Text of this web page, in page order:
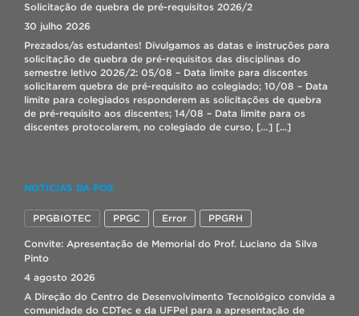
Solicitação de quebra de pré-requisitos 2026/2
30 julho 2026
Prezados/as estudantes! Divulgamos as datas e instruções para
solicitação de quebra de pré-requisitos das disciplinas do
semestre letivo 2026/2: 05/08 – Data limite para discentes
solicitarem quebra de pré-requisito ao colegiado; 10/08 – Data
limite para colegiados responderem as solicitações de quebra
de pré-requisito aos discentes; 14/08 – Data limite para os
discentes protocolarem, no colegiado de curso, […] [...]
23 julho 2026
Os alunos do primeiro semestre do Curso de Graduação em
Biotecnologia do CDTec da UFPel, entregaram no dia 22 de
julho os “Modelos de Estudo 3D de Biologia Celular aplicada à
Biotecnologia”. A atividade foi proposta como uma avaliação
conteúdo da disciplina de forma […]
NOTÍCIAS DA PÓS
PPGBIOTEC PPGC Error PPGRH
Convite: Apresentação de Memorial do Prof. Luciano da Silva
Pinto
4 agosto 2026
A Direção do Centro de Desenvolvimento Tecnológico convida a
comunidade do CDTec e da UFPel para a apresentação de